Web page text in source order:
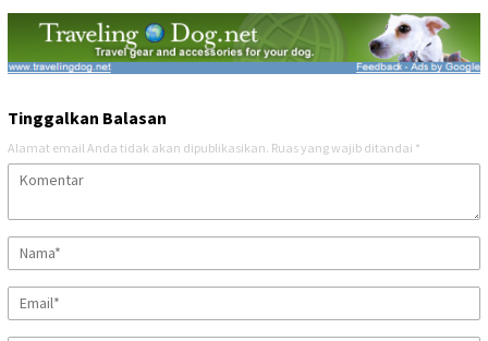
Tinggalkan Balasan
Alamat email Anda tidak akan dipublikasikan. Ruas yang wajib ditandai *